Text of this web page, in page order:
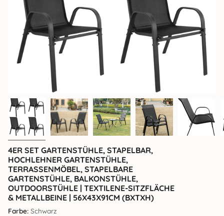
4ER SET GARTENSTÜHLE, STAPELBAR,
HOCHLEHNER GARTENSTÜHLE,
TERRASSENMÖBEL, STAPELBARE
GARTENSTÜHLE, BALKONSTÜHLE,
OUTDOORSTÜHLE | TEXTILENE-SITZFLÄCHE
& METALLBEINE | 56X43X91CM (BXTXH)
Farbe: Schwarz